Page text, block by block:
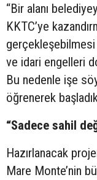
“Bir alanı
KKTC’ye
ve idari engelleri
Bu nedenle işe
öğrenerek
“Sadece sahil
Hazırlanacak
Mare Monte’nin